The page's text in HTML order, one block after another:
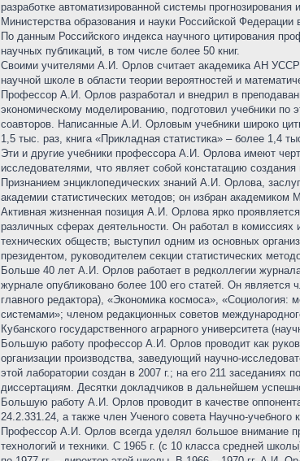
разработке автоматизированной системы
Министерства образования и науки Российской
По данным Российского индекса научного цитирования
научных публикаций, в том числе более 50 книг.
Своими учителями А.И. Орлов считает академика АН УССР
научной школе в области теории вероятностей и
Профессор А.И. Орлов разработал и внедрил в
экономическому моделированию, подготовил учебники по
соавторов. Написанные А.И. Орловым учебники широко
1,5 тыс. раз, книга «Прикладная статистика» – более 1,4
Эти и другие учебники профессора А.И. Орлова имеют
исследователями, что являет собой констатацию
Признанием энциклопедических знаний А.И. Орлова,
академии статистических методов; он избран
Активная жизненная позиция А.И. Орлова ярко
различных сферах деятельности. Он работал в
технических обществ; выступил одним из основных
президентом, руководителем секции статистических
Больше 40 лет А.И. Орлов работает в редколлегии
журнале опубликовано более 100 его статей. Он
главного редактора), «Экономика космоса»,
системами»; членом редакционных советов
Кубанского государственного аграрного университета
Большую работу профессор А.И. Орлов проводит как
организации производства, заведующий научно-
этой лаборатории создан в 2007 г.; на его 211
диссертациям. Десятки докладчиков в дальнейшем
Большую работу А.И. Орлов проводит в качестве
24.2.331.24, а также член Ученого совета Научно-
Профессор А.И. Орлов всегда уделял большое внимание
технологий и техники. С 1965 г. (с 10 класса средней